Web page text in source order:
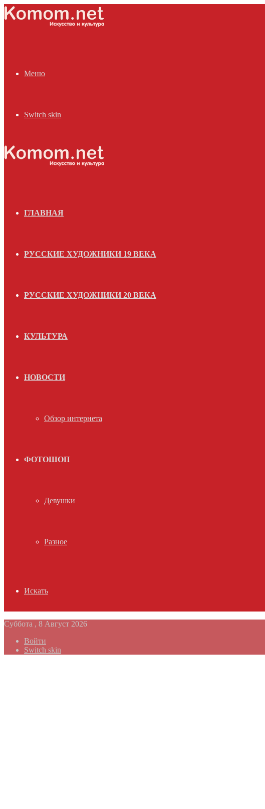
Меню
Switch skin
ГЛАВНАЯ
РУССКИЕ ХУДОЖНИКИ 19 ВЕКА
РУССКИЕ ХУДОЖНИКИ 20 ВЕКА
КУЛЬТУРА
НОВОСТИ
Обзор интернета
ФОТОШОП
Девушки
Разное
Искать
Суббота , 8 Август 2026
Войти
Switch skin